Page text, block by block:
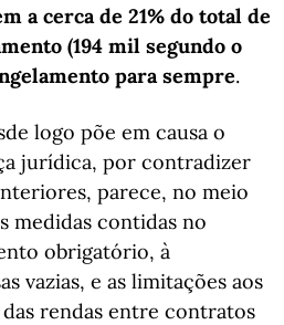
a cerca de 21% do total de
(194 mil segundo o
para sempre.
logo põe em causa o
jurídica, por contradizer
parece, no meio
medidas contidas no
obrigatório, à
vazias, e as limitações aos
rendas entre contratos